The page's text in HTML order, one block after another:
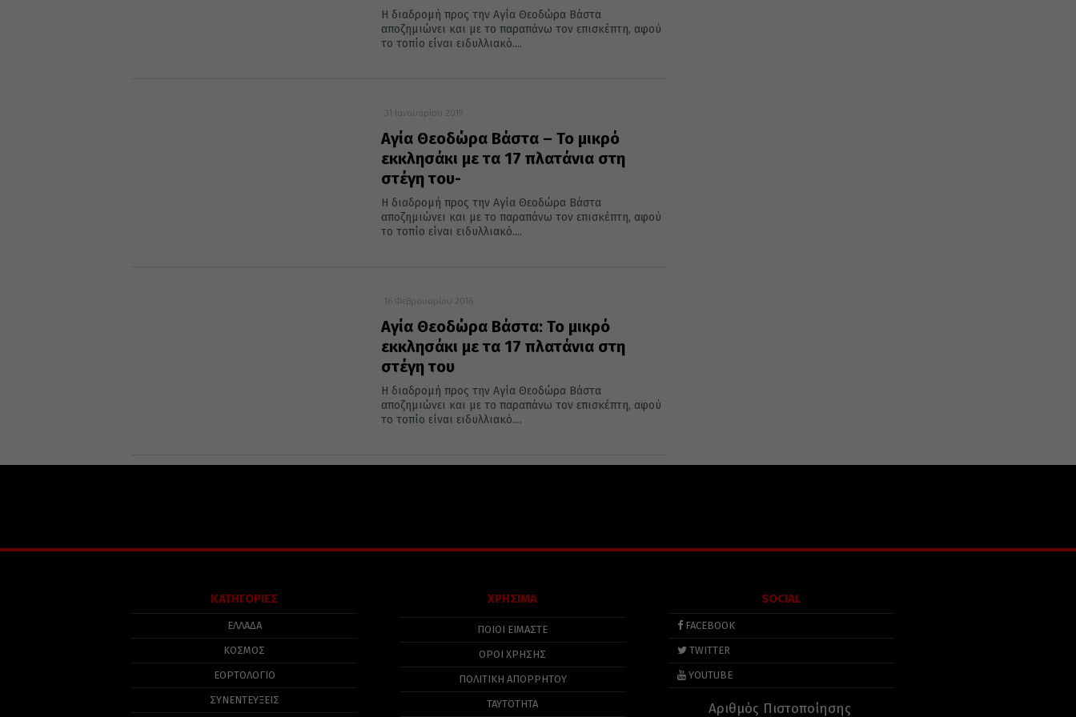
Η διαδρομή προς την Αγία Θεοδώρα Βάστα
αποζημιώνει και με το παραπάνω τον επισκέπτη, αφού
το τοπίο είναι ειδυλλιακό....
31 Ιανουαρίου 2019
Αγία Θεοδώρα Βάστα – Το μικρό
εκκλησάκι με τα 17 πλατάνια στη
στέγη του-
Η διαδρομή προς την Αγία Θεοδώρα Βάστα
αποζημιώνει και με το παραπάνω τον επισκέπτη, αφού
το τοπίο είναι ειδυλλιακό....
16 Φεβρουαρίου 2016
Αγία Θεοδώρα Βάστα: Το μικρό
εκκλησάκι με τα 17 πλατάνια στη
στέγη του
Η διαδρομή προς την Αγία Θεοδώρα Βάστα
αποζημιώνει και με το παραπάνω τον επισκέπτη, αφού
το τοπίο είναι ειδυλλιακό....
ΚΑΤΗΓΟΡΙΕΣ
ΕΛΛΑΔΑ
ΚΟΣΜΟΣ
ΕΟΡΤΟΛΟΓΙΟ
ΣΥΝΕΝΤΕΥΞΕΙΣ
ΧΡΗΣΙΜΑ
ΠΟΙΟΙ ΕΙΜΑΣΤΕ
ΟΡΟΙ ΧΡΗΣΗΣ
ΠΟΛΙΤΙΚΉ ΑΠΟΡΡΉΤΟΥ
ΤΑΥΤΟΤΗΤΑ
SOCIAL
FACEBOOK
TWITTER
YOUTUBE
Αριθμός Πιστοποίησης